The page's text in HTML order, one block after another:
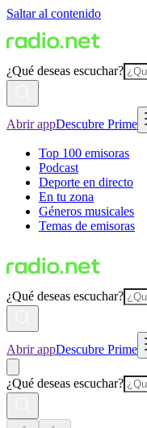
Saltar al contenido
¿Qué deseas escuchar?
Abrir appDescubre Prime
Top 100 emisoras
Podcast
Deporte en directo
En tu zona
Géneros musicales
Temas de emisoras
¿Qué deseas escuchar?
Abrir appDescubre Prime
¿Qué deseas escuchar?